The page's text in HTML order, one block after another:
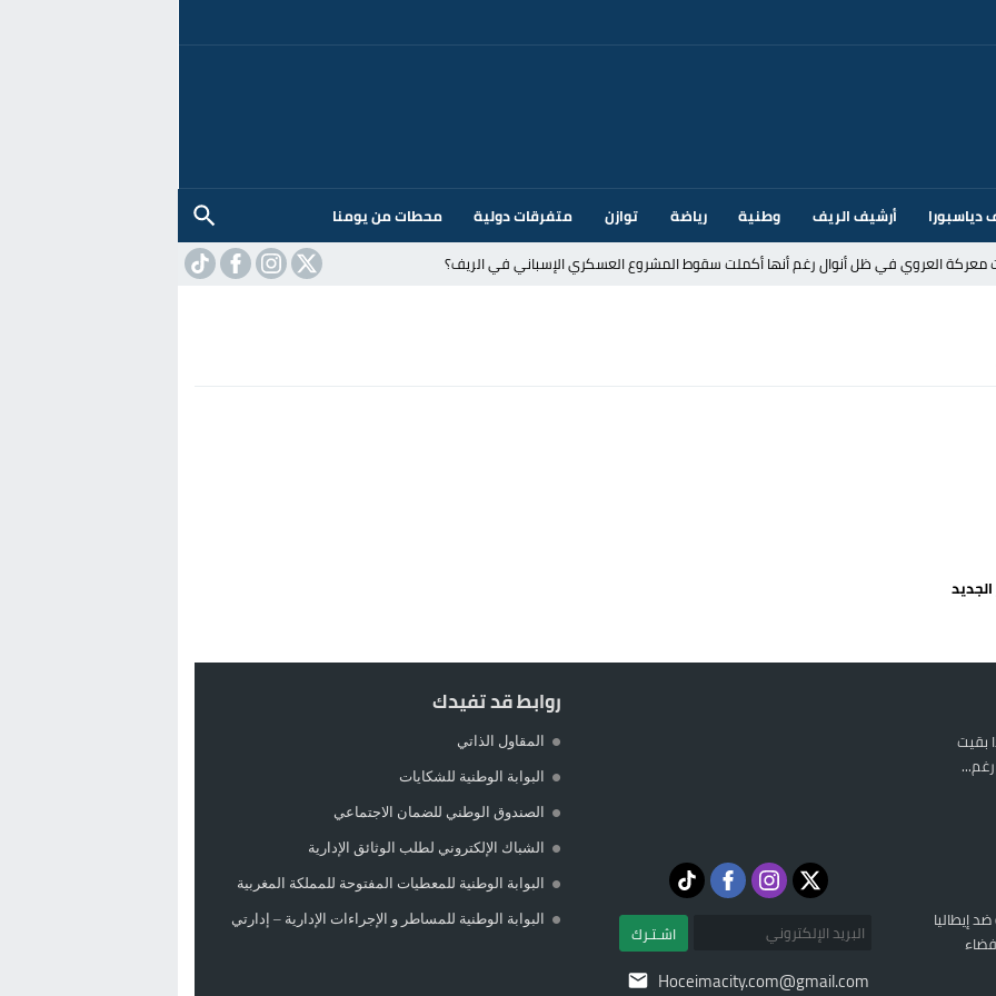
دياسبورا أرشيف الريف وطنية رياضة توازن متفرقات دولية
محطات من يومنا
معركة العروي في ظل أنوال رغم أنها أكملت سقوط المشروع العسكري الإسباني في الريف؟
بسبب الضوابط الحدودية في فضاء شنغن
بقيت
إيطاليا
اشـتـرك
Hoceimacity.com@gmail.com
روابط قد تفيدك
المقاول الذاتي
البوابة الوطنية للشكايات
الصندوق الوطني للضمان الاجتماعي
الشباك الإلكتروني لطلب الوثائق الإدارية
البوابة الوطنية للمعطيات المفتوحة للمملكة المغربية
البوابة الوطنية للمساطر و الإجراءات الإدارية – إدارتي